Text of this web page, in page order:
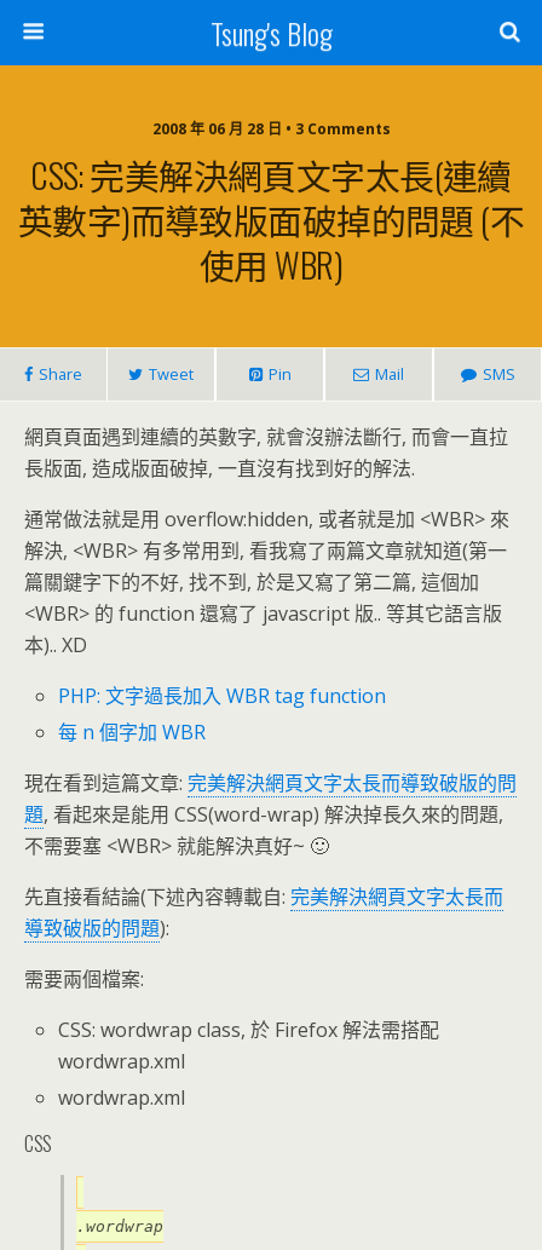
Tsung's Blog
2008 年 06 月 28 日 • 3 Comments
CSS: 完美解決網頁文字太長(連續
英數字)而導致版面破掉的問題 (不
使用 WBR)
Share Tweet Pin Mail SMS
網頁頁面遇到連續的英數字, 就會沒辦法斷行, 而會一直拉
長版面, 造成版面破掉, 一直沒有找到好的解法.
通常做法就是用 overflow:hidden, 或者就是加 <WBR> 來
解決, <WBR> 有多常用到, 看我寫了兩篇文章就知道(第一
篇關鍵字下的不好, 找不到, 於是又寫了第二篇, 這個加
<WBR> 的 function 還寫了 javascript 版.. 等其它語言版
本).. XD
PHP: 文字過長加入 WBR tag function
每 n 個字加 WBR
現在看到這篇文章: 完美解決網頁文字太長而導致破版的問
題, 看起來是能用 CSS(word-wrap) 解決掉長久來的問題,
不需要塞 <WBR> 就能解決真好~ 🙂
先直接看結論(下述內容轉載自: 完美解決網頁文字太長而
導致破版的問題):
需要兩個檔案:
CSS: wordwrap class, 於 Firefox 解法需搭配
wordwrap.xml
wordwrap.xml
CSS
.wordwrap